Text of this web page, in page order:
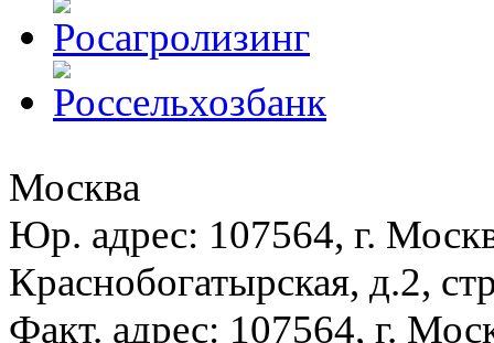
Москва
Юр. адрес: 107564, г.
Краснобогатырская, д.2,
Факт. адрес: 107564, г.